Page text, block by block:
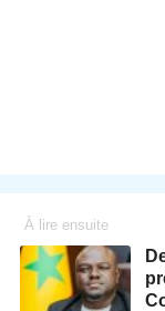
À lire ensuite